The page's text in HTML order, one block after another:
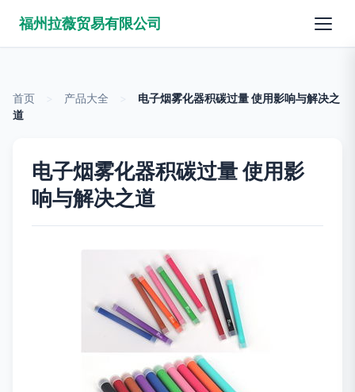
福州拉薇贸易有限公司
首页 产品大全
电子烟雾化器积碳过量 使用影响与解决之
道
电子烟雾化器积碳过量 使用影
响与解决之道